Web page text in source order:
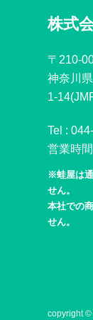
株式
〒210-
神奈川
1-
Tel :
営業時
※蛙屋は
せん。
本社での
せん。
copyright ©